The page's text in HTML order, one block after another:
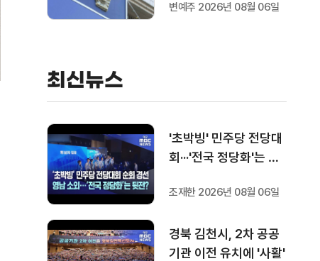
대에 잇따라 치여 숨져
변예주 2026년 08월 06일
최신뉴스
'초박빙' 민주당 전당대
회···'전국 정당화'는 뒷
조재한 2026년 08월 06일
경북 김천시, 2차 공공
기관 이전 유치에 '사활'